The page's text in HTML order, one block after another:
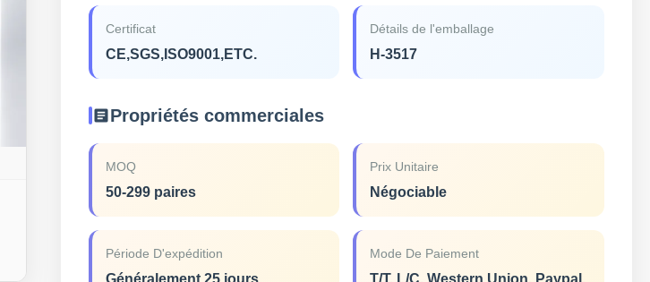
Certificat
CE,SGS,ISO9001,ETC.
Détails de l'emballage
H-3517
Propriétés commerciales
MOQ
50-299 paires
Prix Unitaire
Négociable
Période D'expédition
Généralement 25 jours
Mode De Paiement
T/T, L/C, Western Union, Paypal,